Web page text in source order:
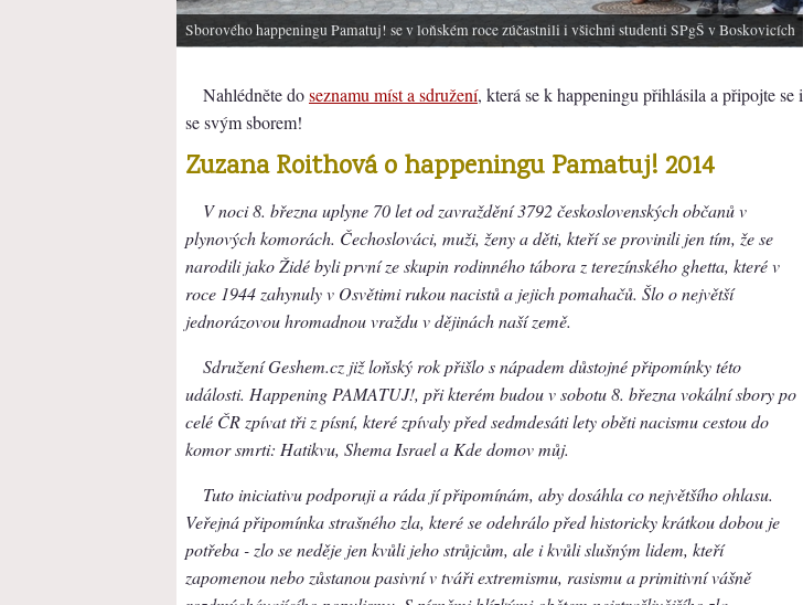
Sborového happeningu Pamatuj! se v loňském roce zúčastnili i všichni studenti SPgŠ v Boskovicích
Nahlédněte doseznamu míst a sdružení, která se k happeningu přihlásila a připojte se i
se svým sborem!
Zuzana Roithová o happeningu Pamatuj! 2014
V noci 8. března uplyne 70 let od zavraždění 3792 československých občanů v
plynových komorách. Čechoslováci, muži, ženy a děti, kteří se provinili jen tím, že se
narodili jako Židé byli první ze skupin rodinného tábora z terezínského ghetta, které v
roce 1944 zahynuly v Osvětimi rukou nacistů a jejich pomahačů. Šlo o největší
jednorázovou hromadnou vraždu v dějinách naší země.
Sdružení Geshem.cz již loňský rok přišlo s nápadem důstojné připomínky této
události. Happening PAMATUJ!, při kterém budou v sobotu 8. března vokální sbory po
celé ČR zpívat tři z písní, které zpívaly před sedmdesáti lety oběti nacismu cestou do
komor smrti: Hatikvu, Shema Israel a Kde domov můj.
Tuto iniciativu podporuji a ráda jí připomínám, aby dosáhla co největšího ohlasu.
Veřejná připomínka strašného zla, které se odehrálo před historicky krátkou dobou je
potřeba - zlo se neděje jen kvůli jeho strůjcům, ale i kvůli slušným lidem, kteří
zapomenou nebo zůstanou pasivní v tváři extremismu, rasismu a primitivní vášně